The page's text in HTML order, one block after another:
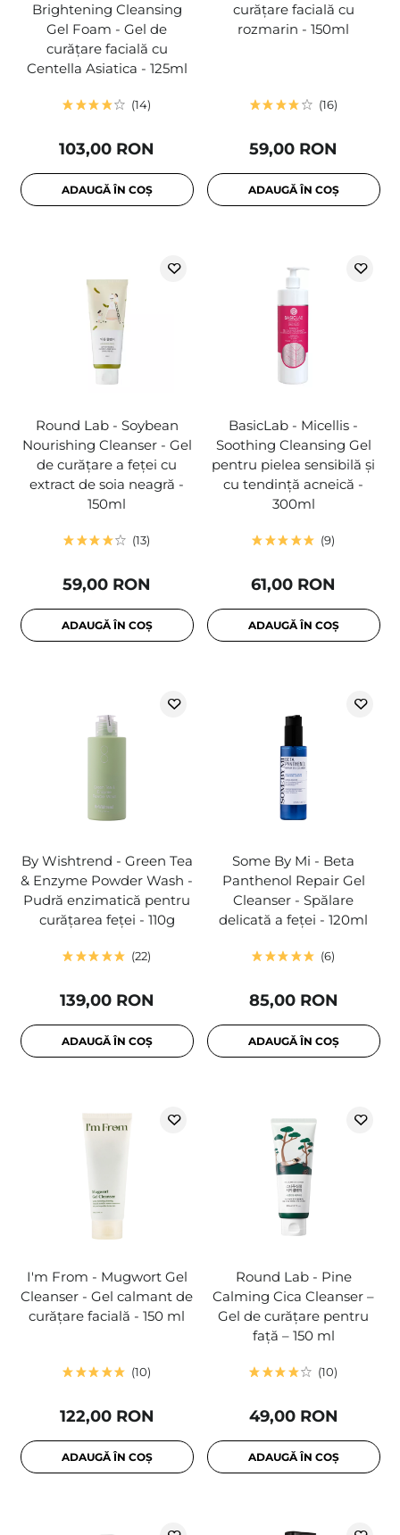
Brightening Cleansing
Gel Foam - Gel de
curățare facială cu
Centella Asiatica - 125ml
14
103,00 RON
ADAUGĂ ÎN COȘ
curățare facială cu
rozmarin - 150ml
16
59,00 RON
ADAUGĂ ÎN COȘ
Round Lab - Soybean
Nourishing Cleanser - Gel
de curățare a feței cu
extract de soia neagră -
150ml
13
59,00 RON
ADAUGĂ ÎN COȘ
BasicLab - Micellis -
Soothing Cleansing Gel
pentru pielea sensibilă și
cu tendință acneică -
300ml
9
61,00 RON
ADAUGĂ ÎN COȘ
By Wishtrend - Green Tea
& Enzyme Powder Wash -
Pudră enzimatică pentru
curățarea feței - 110g
22
139,00 RON
ADAUGĂ ÎN COȘ
Some By Mi - Beta
Panthenol Repair Gel
Cleanser - Spălare
delicată a feței - 120ml
6
85,00 RON
ADAUGĂ ÎN COȘ
I'm From - Mugwort Gel
Cleanser - Gel calmant de
curățare facială - 150 ml
10
122,00 RON
ADAUGĂ ÎN COȘ
Round Lab - Pine
Calming Cica Cleanser –
Gel de curățare pentru
față – 150 ml
10
49,00 RON
ADAUGĂ ÎN COȘ